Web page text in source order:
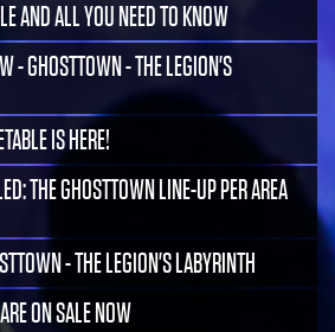
AND ALL YOU NEED TO KNOW
- GHOSTTOWN - THE LEGION'S
IS HERE!
THE GHOSTTOWN LINE-UP PER AREA
- THE LEGION'S LABYRINTH
ON SALE NOW